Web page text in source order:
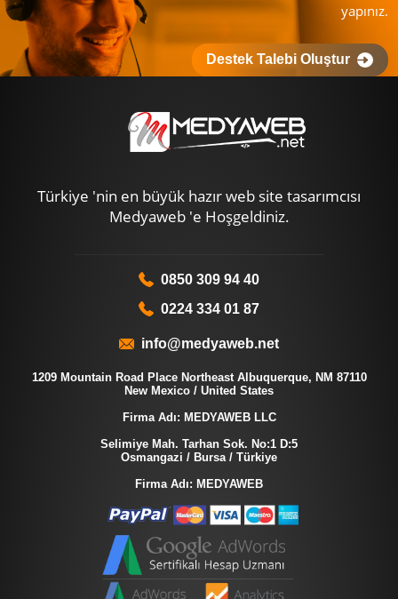
yapınız.
Destek Talebi Oluştur
Türkiye 'nin en büyük hazır web site tasarımcısı
Medyaweb 'e Hoşgeldiniz.
0850 309 94 40
0224 334 01 87
info@medyaweb.net
1209 Mountain Road Place Northeast Albuquerque, NM 87110
New Mexico / United States
Firma Adı: MEDYAWEB LLC
Selimiye Mah. Tarhan Sok. No:1 D:5
Osmangazi / Bursa / Türkiye
Firma Adı: MEDYAWEB